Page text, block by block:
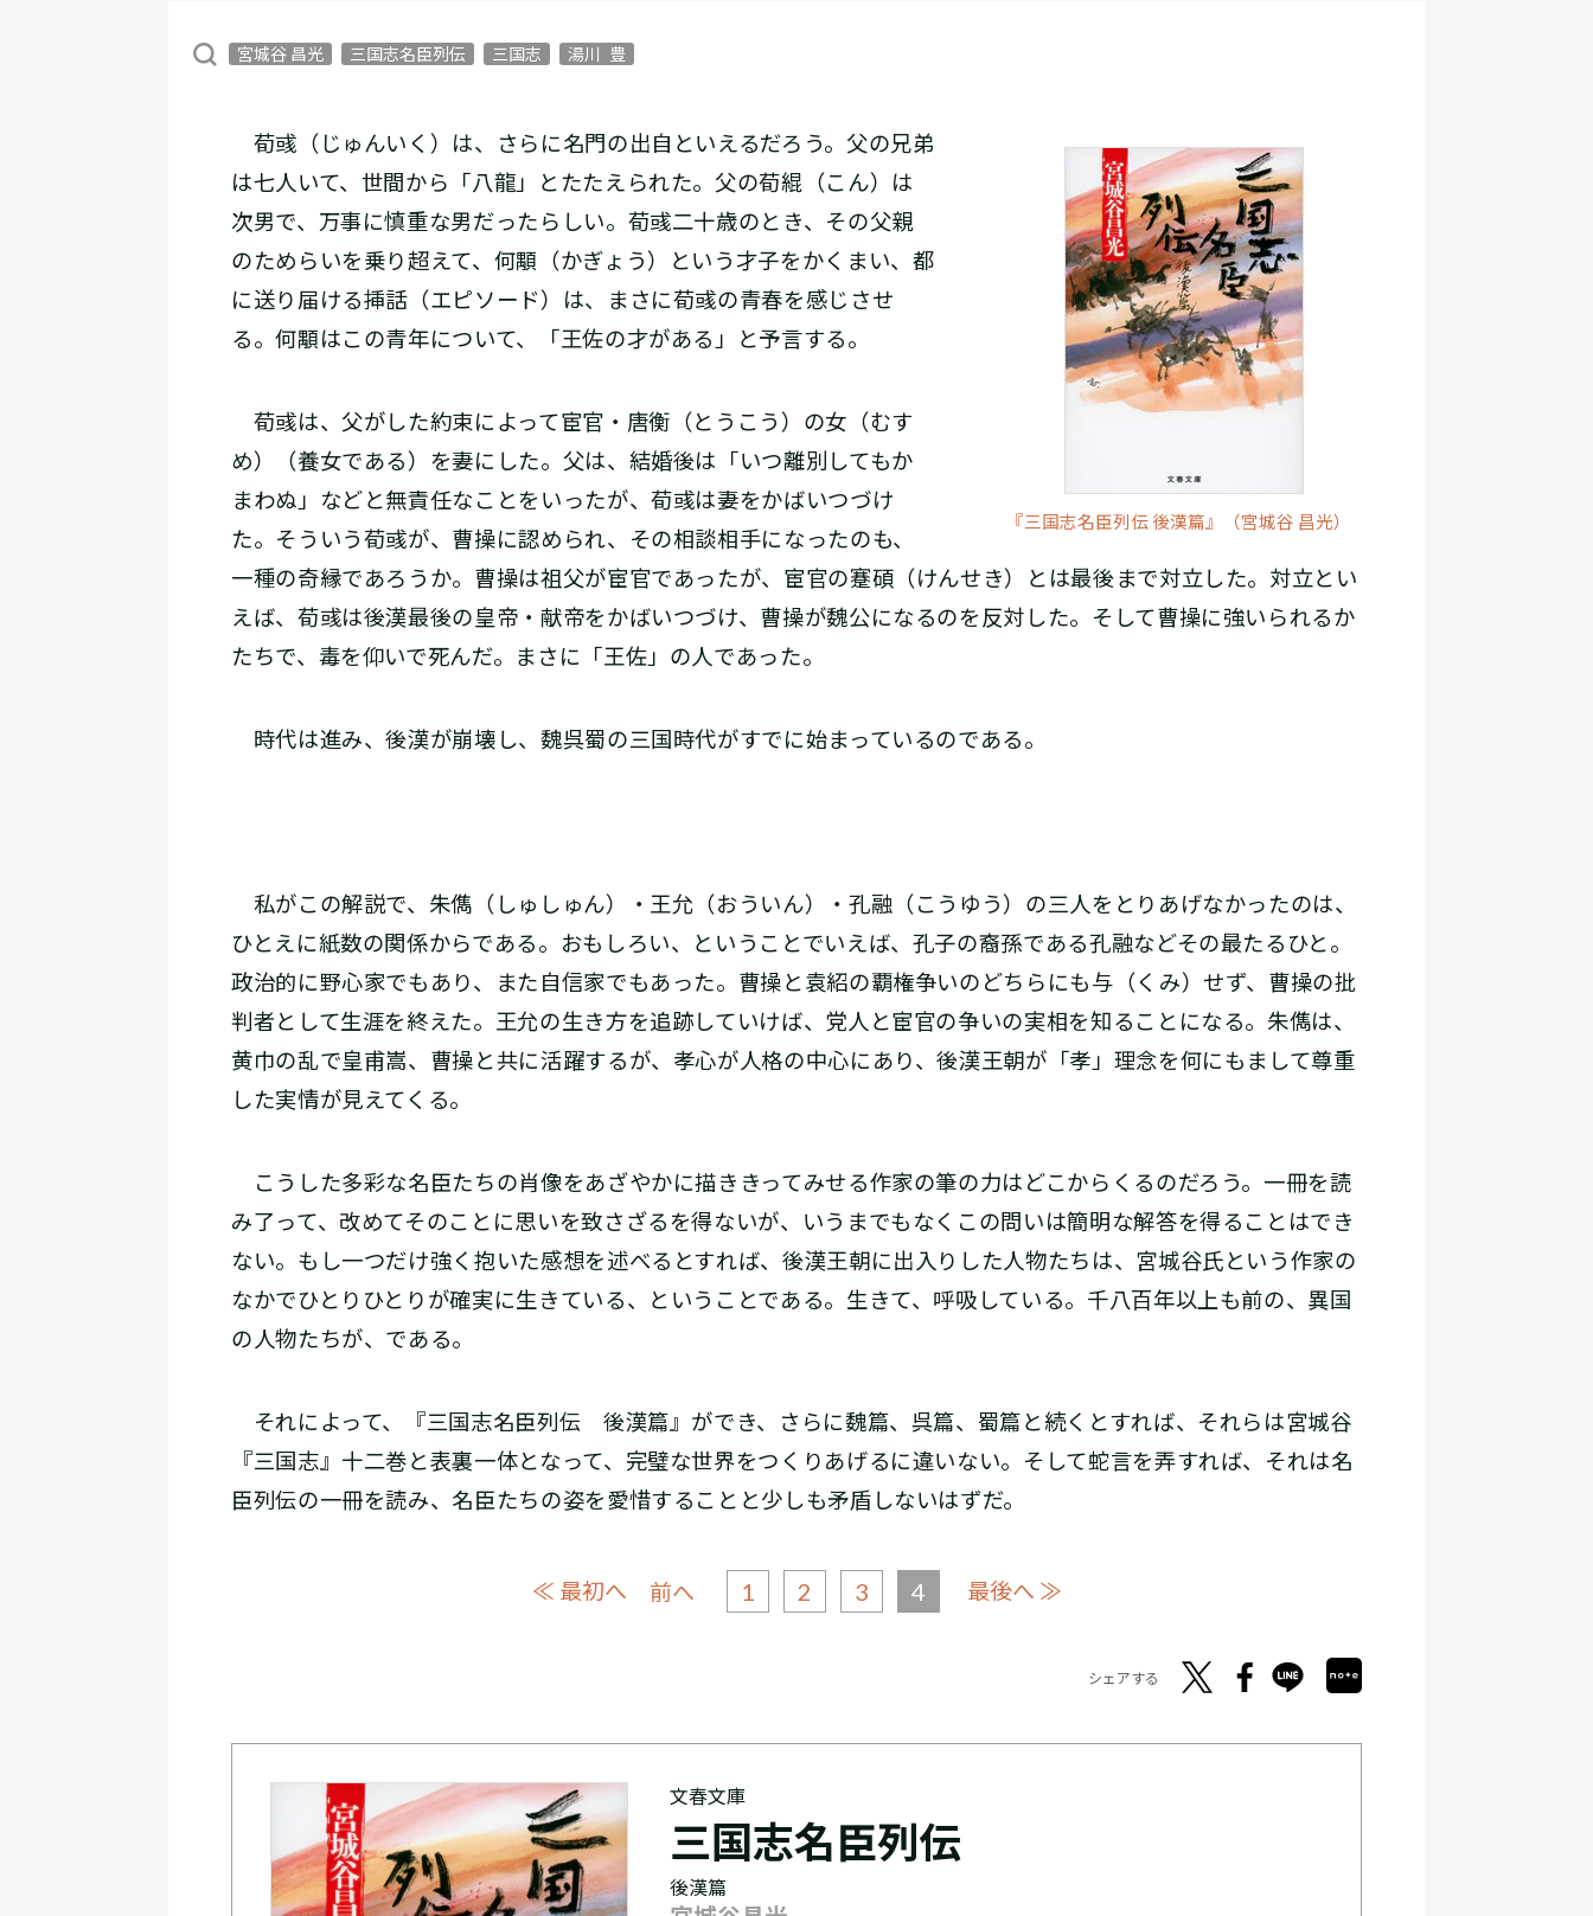
宮城谷 昌光 三国志名臣列伝 三国志 湯川 豊
『三国志名臣列伝 後漢篇』（宮城谷 昌光）
荀彧（じゅんいく）は、さらに名門の出自といえるだろう。父の兄弟
は七人いて、世間から「八龍」とたたえられた。父の荀緄（こん）は
次男で、万事に慎重な男だったらしい。荀彧二十歳のとき、その父親
のためらいを乗り超えて、何顒（かぎょう）という才子をかくまい、都
に送り届ける挿話（エピソード）は、まさに荀彧の青春を感じさせ
る。何顒はこの青年について、「王佐の才がある」と予言する。
荀彧は、父がした約束によって宦官・唐衡（とうこう）の女（むす
め）（養女である）を妻にした。父は、結婚後は「いつ離別してもか
まわぬ」などと無責任なことをいったが、荀彧は妻をかばいつづけ
た。そういう荀彧が、曹操に認められ、その相談相手になったのも、
一種の奇縁であろうか。曹操は祖父が宦官であったが、宦官の蹇碩（けんせき）とは最後まで対立した。対立とい
えば、荀彧は後漢最後の皇帝・献帝をかばいつづけ、曹操が魏公になるのを反対した。そして曹操に強いられるか
たちで、毒を仰いで死んだ。まさに「王佐」の人であった。
時代は進み、後漢が崩壊し、魏呉蜀の三国時代がすでに始まっているのである。
私がこの解説で、朱儁（しゅしゅん）・王允（おういん）・孔融（こうゆう）の三人をとりあげなかったのは、
ひとえに紙数の関係からである。おもしろい、ということでいえば、孔子の裔孫である孔融などその最たるひと。
政治的に野心家でもあり、また自信家でもあった。曹操と袁紹の覇権争いのどちらにも与（くみ）せず、曹操の批
判者として生涯を終えた。王允の生き方を追跡していけば、党人と宦官の争いの実相を知ることになる。朱儁は、
黄巾の乱で皇甫嵩、曹操と共に活躍するが、孝心が人格の中心にあり、後漢王朝が「孝」理念を何にもまして尊重
した実情が見えてくる。
こうした多彩な名臣たちの肖像をあざやかに描ききってみせる作家の筆の力はどこからくるのだろう。一冊を読
み了って、改めてそのことに思いを致さざるを得ないが、いうまでもなくこの問いは簡明な解答を得ることはでき
ない。もし一つだけ強く抱いた感想を述べるとすれば、後漢王朝に出入りした人物たちは、宮城谷氏という作家の
なかでひとりひとりが確実に生きている、ということである。生きて、呼吸している。千八百年以上も前の、異国
の人物たちが、である。
それによって、『三国志名臣列伝 後漢篇』ができ、さらに魏篇、呉篇、蜀篇と続くとすれば、それらは宮城谷
『三国志』十二巻と表裏一体となって、完璧な世界をつくりあげるに違いない。そして蛇言を弄すれば、それは名
臣列伝の一冊を読み、名臣たちの姿を愛惜することと少しも矛盾しないはずだ。
≪ 最初へ 前へ 1 2 3 4 最後へ ≫
シェアする
文春文庫
三国志名臣列伝
後漢篇